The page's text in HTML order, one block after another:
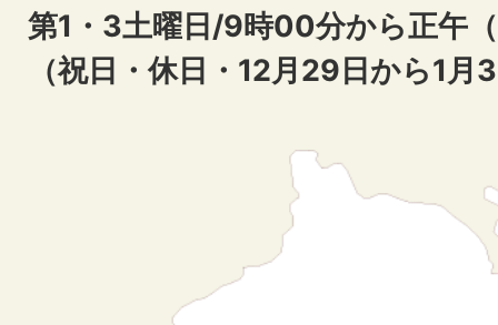
第1・3土曜日/9時00分から正午
（祝日・休日・12月29日から1月